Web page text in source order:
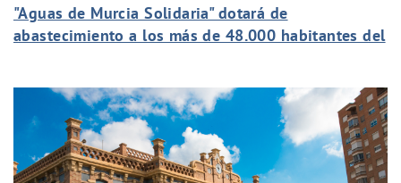
"Aguas de Murcia Solidaria" dotará de
abastecimiento a los más de 48.000 habitantes del